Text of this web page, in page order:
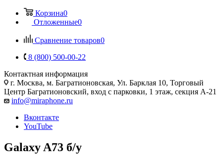
Корзина0
Отложенные0
Сравнение товаров0
8 (800) 500-00-22
Контактная информация
г. Москва, м. Багратионовская, Ул. Барклая 10, Торговый
Центр Багратионовский, вход с парковки, 1 этаж, секция А-21
info@miraphone.ru
Вконтакте
YouTube
Galaxy A73 б/у